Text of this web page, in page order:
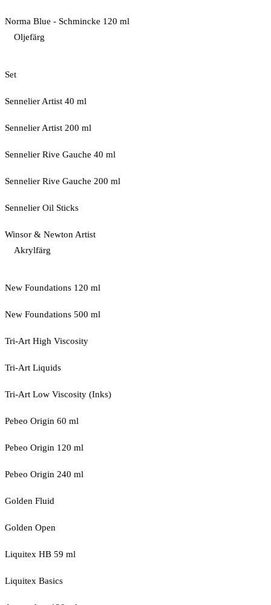
Norma Blue - Schmincke 120 ml
Oljefärg
Set
Sennelier Artist 40 ml
Sennelier Artist 200 ml
Sennelier Rive Gauche 40 ml
Sennelier Rive Gauche 200 ml
Sennelier Oil Sticks
Winsor & Newton Artist
Akrylfärg
New Foundations 120 ml
New Foundations 500 ml
Tri-Art High Viscosity
Tri-Art Liquids
Tri-Art Low Viscosity (Inks)
Pebeo Origin 60 ml
Pebeo Origin 120 ml
Pebeo Origin 240 ml
Golden Fluid
Golden Open
Liquitex HB 59 ml
Liquitex Basics